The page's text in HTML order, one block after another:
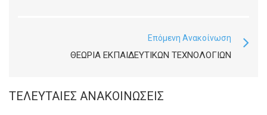
Επόμενη Ανακοίνωση
ΘΕΩΡΙΑ ΕΚΠΑΙΔΕΥΤΙΚΩΝ ΤΕΧΝΟΛΟΓΙΩΝ
ΤΕΛΕΥΤΑΊΕΣ ΑΝΑΚΟΙΝΏΣΕΙΣ